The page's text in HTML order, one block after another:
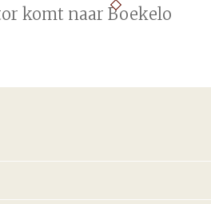
komt naar Boekelo